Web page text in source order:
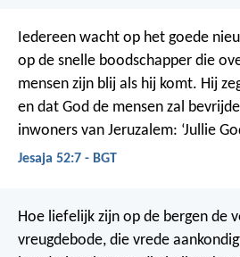
Iedereen wacht op het goede
op de snelle boodschapper die
mensen zijn blij als hij komt. Hij
en dat God de mensen zal
inwoners van Jeruzalem: ‘Jullie
Jesaja 52:7 - BGT
Hoe liefelijk zijn op de bergen de
vreugdebode, die vrede